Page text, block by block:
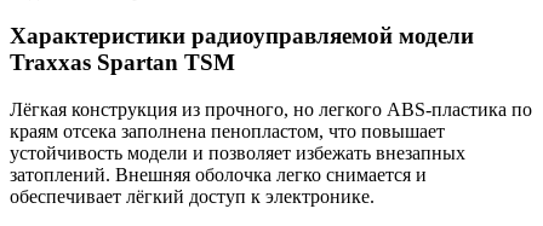
Характеристики радиоуправляемой модели
Traxxas Spartan TSM
Лёгкая конструкция из прочного, но легкого ABS-пластика по
краям отсека заполнена пенопластом, что повышает
устойчивость модели и позволяет избежать внезапных
затоплений. Внешняя оболочка легко снимается и
обеспечивает лёгкий доступ к электронике.